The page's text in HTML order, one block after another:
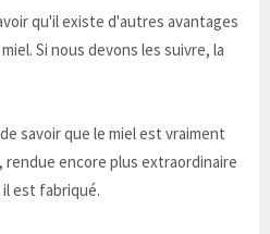
qu'il existe d'autres avantages
Si nous devons les suivre, la
savoir que le miel est vraiment
encore plus extraordinaire
est fabriqué.